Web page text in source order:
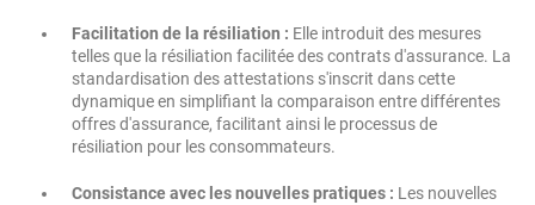
Facilitation de la résiliation : Elle introduit des mesures
telles que la résiliation facilitée des contrats d'assurance. La
standardisation des attestations s'inscrit dans cette
dynamique en simplifiant la comparaison entre différentes
offres d'assurance, facilitant ainsi le processus de
résiliation pour les consommateurs.
Consistance avec les nouvelles pratiques : Les nouvelles